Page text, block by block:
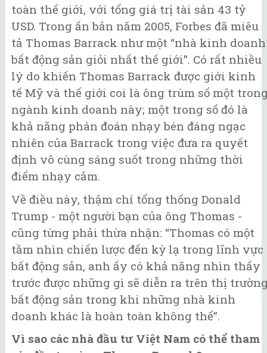
toàn thế giới, với tổng giá trị tài sản 43 tỷ
USD. Trong ấn bản năm 2005, Forbes đã miêu
tả Thomas Barrack như một “nhà kinh doanh
bất động sản giỏi nhất thế giới”. Có rất nhiều
lý do khiến Thomas Barrack được giới kinh
tế Mỹ và thế giới coi là ông trùm số một
ngành kinh doanh này; một trong số đó là
khả năng phán đoán nhạy bén đáng ngạc
nhiên của Barrack trong việc đưa ra quyết
định vô cùng sáng suốt trong những thời
điểm nhạy cảm.
Về điều này, thậm chí tổng thống Donald
Trump - một người bạn của ông Thomas -
cũng từng phải thừa nhận: “Thomas có một
tầm nhìn chiến lược đến kỳ lạ trong lĩnh vực
bất động sản, anh ấy có khả năng nhìn thấy
trước được những gì sẽ diễn ra trên thị
bất động sản trong khi những nhà kinh
doanh khác là hoàn toàn không thể”.
Vì sao các nhà đầu tư Việt Nam có thể tham